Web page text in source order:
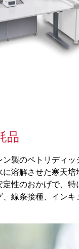
品
ン製のペトリディ
溶解させた寒天培
性のおかげで、特
、線条接種、イン